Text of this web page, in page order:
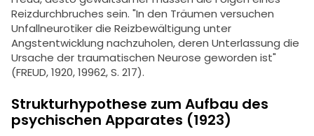
Reizdurchbruches sein. "In den Träumen versuchen
Unfallneurotiker die Reizbewältigung unter
Angstentwicklung nachzuholen, deren Unterlassung die
Ursache der traumatischen Neurose geworden ist"
(FREUD, 1920, 19962, S. 217).
Strukturhypothese zum Aufbau des
psychischen Apparates (1923)